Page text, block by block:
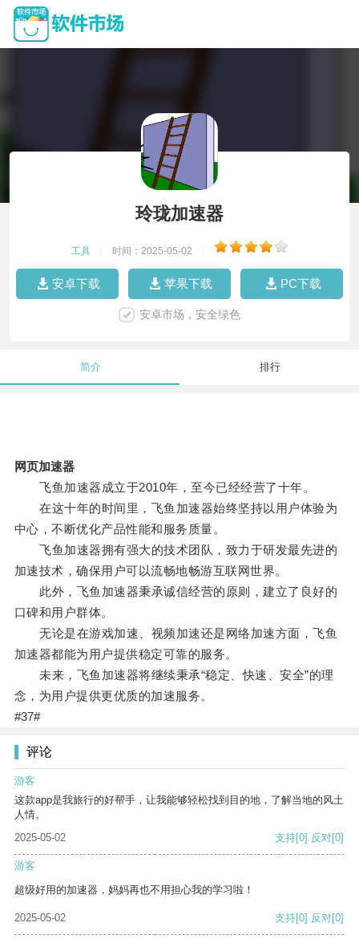
玲珑加速器
工具 时间：2025-05-02
安卓下载 苹果下载 PC下载
安卓市场，安全绿色
简介 排行
网页加速器
飞鱼加速器成立于2010年，至今已经经营了十年。
在这十年的时间里，飞鱼加速器始终坚持以用户体验为
中心，不断优化产品性能和服务质量。
飞鱼加速器拥有强大的技术团队，致力于研发最先进的
加速技术，确保用户可以流畅地畅游互联网世界。
此外，飞鱼加速器秉承诚信经营的原则，建立了良好的
口碑和用户群体。
无论是在游戏加速、视频加速还是网络加速方面，飞鱼
加速器都能为用户提供稳定可靠的服务。
未来，飞鱼加速器将继续秉承“稳定、快速、安全”的理
念，为用户提供更优质的加速服务。
#37#
评论
游客
这款app是我旅行的好帮手，让我能够轻松找到目的地，了解当地的风土
人情。
2025-05-02
支持[0] 反对[0]
游客
超级好用的加速器，妈妈再也不用担心我的学习啦！
2025-05-02 支持[0] 反对[0]